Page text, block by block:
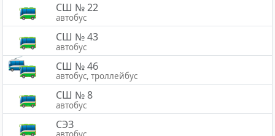
СШ № 22
автобус
СШ № 43
автобус
СШ № 46
автобус, троллейбус
СШ № 8
автобус
СЭЗ